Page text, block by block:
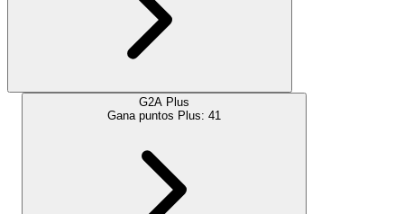
G2A Plus
Gana puntos Plus: 41